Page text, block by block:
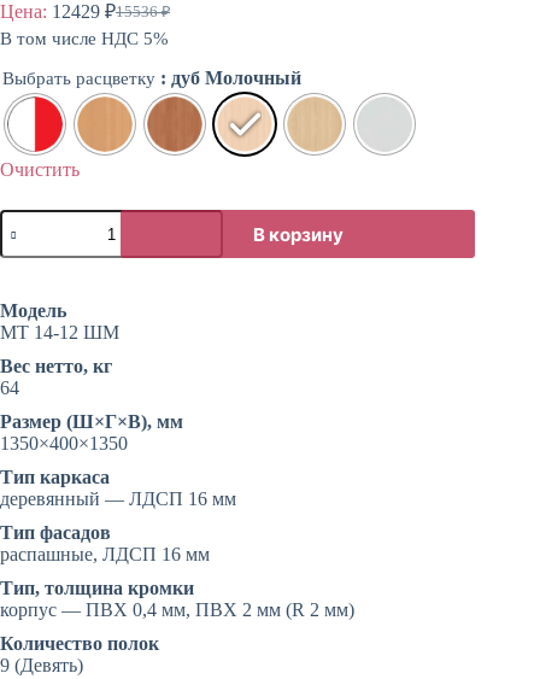
Цена: 15536₽
Первоначальная
цена
15536 ₽.
12429 ₽Текущая
цена:
В том числе НДС 5%
Выбрать расцветку : дуб Молочный
Очистить
Количество
товара
Шкаф
тремя
фасадами
В корзину
Модель
МТ 14-12 ШМ
Вес нетто, кг
64
Размер (Ш×Г×В), мм
1350×400×1350
Тип каркаса
деревянный — ЛДСП 16 мм
Тип фасадов
распашные, ЛДСП 16 мм
Тип, толщина кромки
корпус — ПВХ 0,4 мм, ПВХ 2 мм (R 2 мм)
Количество полок
9 (Девять)